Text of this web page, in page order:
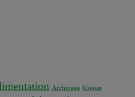
Archivage blogue